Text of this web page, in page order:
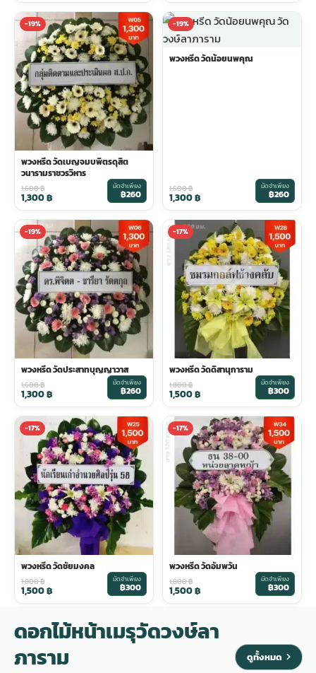
-19%
พวงหรีด วัดเบญจมบพิตรดุสิต
วนารามราชวรวิหาร
1,600฿
1,300฿
มัดจำเพียง
฿260
-19%
พวงหรีด วัดน้อยนพคุณ
1,600฿
1,300฿
มัดจำเพียง
฿260
-19%
พวงหรีด วัดประสาทบุญญาวาส
1,600฿
1,300฿
มัดจำเพียง
฿260
-17%
พวงหรีด วัดดิสานุการาม
1,800฿
1,500฿
มัดจำเพียง
฿300
-17%
พวงหรีด วัดชัยมงคล
1,800฿
1,500฿
มัดจำเพียง
฿300
-17%
พวงหรีด วัดอัมพวัน
1,800฿
1,500฿
มัดจำเพียง
฿300
ดอกไม้หน้าเมรุวัดวงษ์ลา
ภาราม
ดูทั้งหมด